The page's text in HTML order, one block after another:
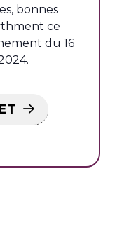
bonnes
ce
du 16